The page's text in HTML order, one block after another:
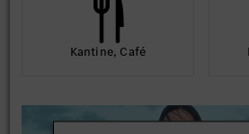
Kantine, Café